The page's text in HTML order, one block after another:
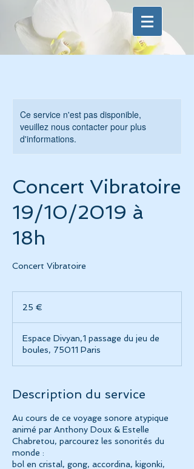
Ce service n'est pas disponible,
veuillez nous contacter pour plus
d'informations.
Concert Vibratoire
19/10/2019 à
18h
Concert Vibratoire
25 €
Espace Divyan,1 passage du jeu de
boules, 75011 Paris
Description du service
Au cours de ce voyage sonore atypique
animé par Anthony Doux & Estelle
Chabretou, parcourez les sonorités du
monde :
bol en cristal, gong, accordina, kigonki,